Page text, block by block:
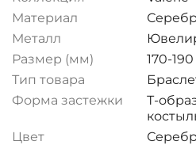
Материал
Металл
Размер (мм)
170-190
Тип товара
Форма застежки
Т-
Цвет